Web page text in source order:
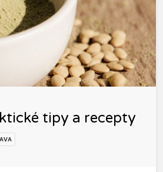
tipy a recepty